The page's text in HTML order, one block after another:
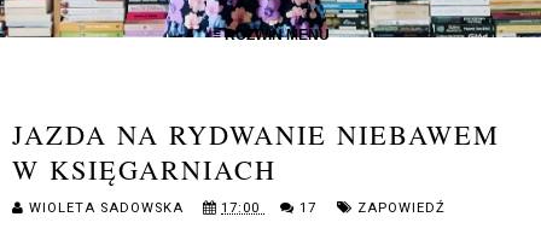
≡ ROZWIŃ MENU
JAZDA NA RYDWANIE NIEBAWEM
W KSIĘGARNIACH
WIOLETA SADOWSKA 17:00 17 ZAPOWIEDŹ